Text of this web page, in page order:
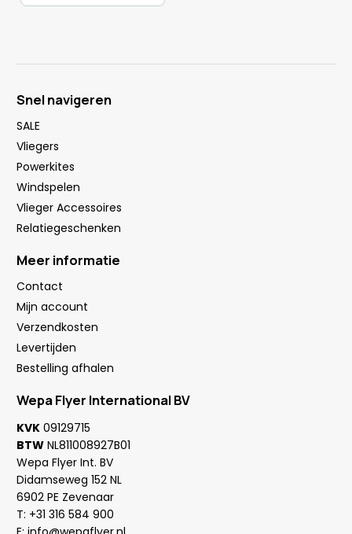
Snel navigeren
SALE
Vliegers
Powerkites
Windspelen
Vlieger Accessoires
Relatiegeschenken
Meer informatie
Contact
Mijn account
Verzendkosten
Levertijden
Bestelling afhalen
Wepa Flyer International BV
KVK 09129715
BTW NL811008927B01
Wepa Flyer Int. BV
Didamseweg 152 NL
6902 PE Zevenaar
T: +31 316 584 900